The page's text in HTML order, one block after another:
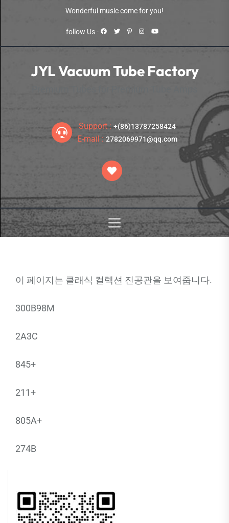
content
Wonderful music come for you!
follow Us -
JYL Vacuum Tube Factory
Support :+(86)13787258424
E-mail : 2782069971@qq.com
이 페이지는 클래식 컬렉션 진공관을 보여줍니다.
300B98M
2A3C
845+
211+
805A+
274B